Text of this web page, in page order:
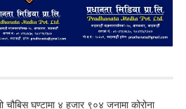
चौबिस घण्टामा ४ हजार ९०४ जनामा कोरोना